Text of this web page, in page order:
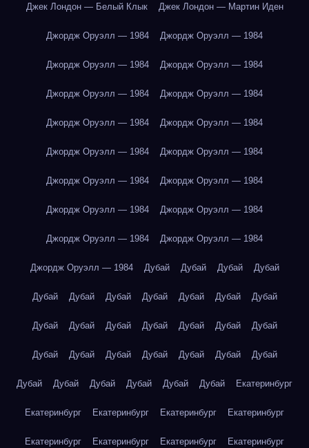
Джек Лондон — Белый Клык Джек Лондон — Мартин Иден
Джордж Оруэлл — 1984 Джордж Оруэлл — 1984
Джордж Оруэлл — 1984 Джордж Оруэлл — 1984
Джордж Оруэлл — 1984 Джордж Оруэлл — 1984
Джордж Оруэлл — 1984 Джордж Оруэлл — 1984
Джордж Оруэлл — 1984 Джордж Оруэлл — 1984
Джордж Оруэлл — 1984 Джордж Оруэлл — 1984
Джордж Оруэлл — 1984 Джордж Оруэлл — 1984
Джордж Оруэлл — 1984 Джордж Оруэлл — 1984
Джордж Оруэлл — 1984 Дубай Дубай Дубай Дубай
Дубай Дубай Дубай Дубай Дубай Дубай Дубай
Дубай Дубай Дубай Дубай Дубай Дубай Дубай
Дубай Дубай Дубай Дубай Дубай Дубай Дубай
Дубай Дубай Дубай Дубай Дубай Дубай Екатеринбург
Екатеринбург Екатеринбург Екатеринбург Екатеринбург
Екатеринбург Екатеринбург Екатеринбург Екатеринбург